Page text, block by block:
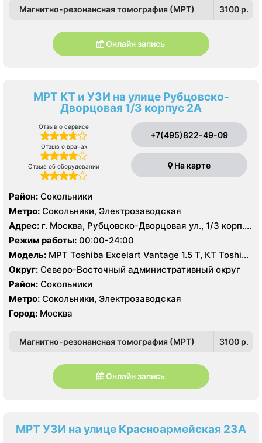
Магнитно-резонансная томография (МРТ) 3100 p.
Онлайн запись
МРТ КТ и УЗИ на улице Рубцовско-
Дворцовая 1/3 корпус 2А
Отзыв о сервисе
Отзыв о врачах
Отзыв об оборудовании
+7(495)822-49-09
На карте
Район: Сокольники
Метро: Сокольники, Электрозаводская
Адрес: г. Москва, Рубцовско-Дворцовая ул., 1/3 корп.
2А
Режим работы: 00:00-24:00
Модель: МРТ Toshiba Excelart Vantage 1.5 Т, КТ Toshiba
Aquilion 64 среза, УЗИ
Округ: Северо-Восточный административный округ
Район: Сокольники
Метро: Сокольники, Электрозаводская
Город: Москва
Магнитно-резонансная томография (МРТ) 3100 p.
Онлайн запись
МРТ УЗИ на улице Красноармейская 23А